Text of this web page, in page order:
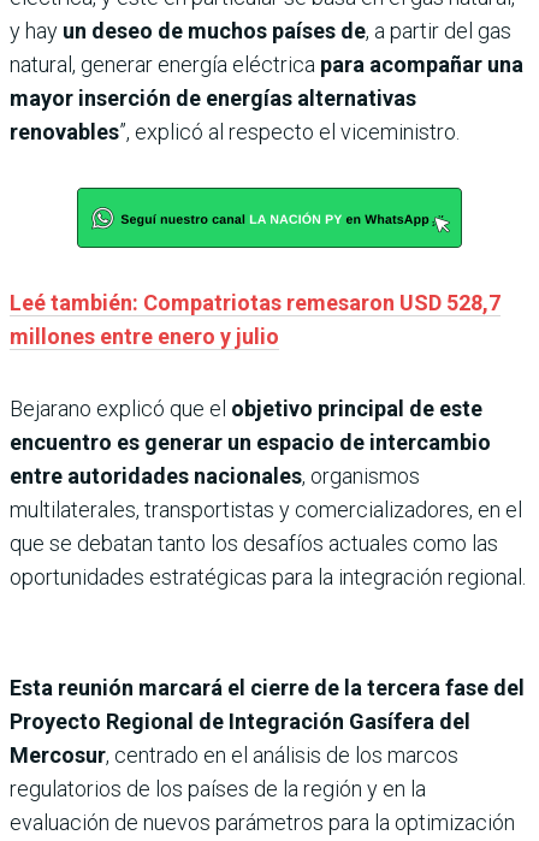
y hay un deseo de muchos países de, a partir del gas
natural, generar energía eléctrica para acompañar una
mayor inserción de energías alternativas
renovables”, explicó al respecto el viceministro.
Leé también: Compatriotas remesaron USD 528,7
millones entre enero y julio
Bejarano explicó que el objetivo principal de este
encuentro es generar un espacio de intercambio
entre autoridades nacionales, organismos
multilaterales, transportistas y comercializadores, en el
que se debatan tanto los desafíos actuales como las
oportunidades estratégicas para la integración regional.
Esta reunión marcará el cierre de la tercera fase del
Proyecto Regional de Integración Gasífera del
Mercosur, centrado en el análisis de los marcos
regulatorios de los países de la región y en la
evaluación de nuevos parámetros para la optimización